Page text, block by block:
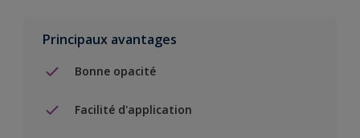
Principaux avantages
Bonne opacité
Facilité d'application